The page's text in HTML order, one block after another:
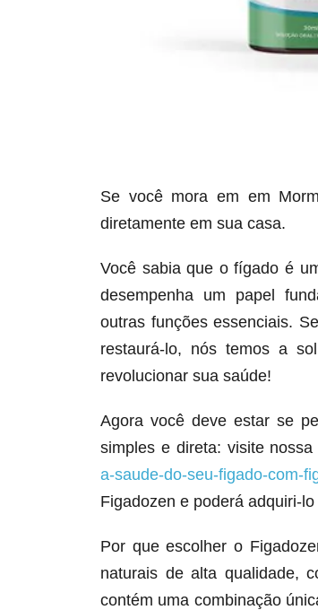
Se você mora em em
diretamente em sua casa.
Você sabia que o fígado é
desempenha um papel
outras funções essenciais.
restaurá-lo, nós temos a
revolucionar sua saúde!
Agora você deve estar se
simples e direta: visite
a-saude-do-seu-figado-com-
Figadozen e poderá adquiri-
Por que escolher o
naturais de alta qualidade,
contém uma combinação